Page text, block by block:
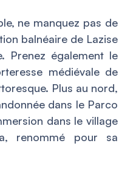
ne manquez pas de
balnéaire de Lazise
Prenez également le
médiévale de
Plus au nord,
dans le Parco
dans le village
renommé pour sa